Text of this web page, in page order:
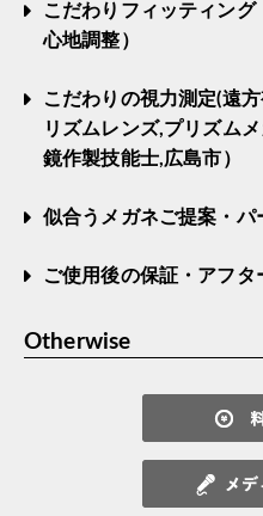
こだわりフィッティン
心地調整）
こだわりの視力測定(遠
リズムレンズ,プリズム
鏡作製技能士,広島市）
似合うメガネご提案・パ
ご使用後の保証・アフタ
Otherwise